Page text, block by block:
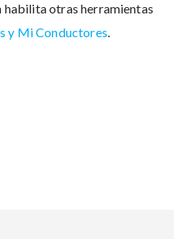
habilita otras herramientas
y Mi Conductores.